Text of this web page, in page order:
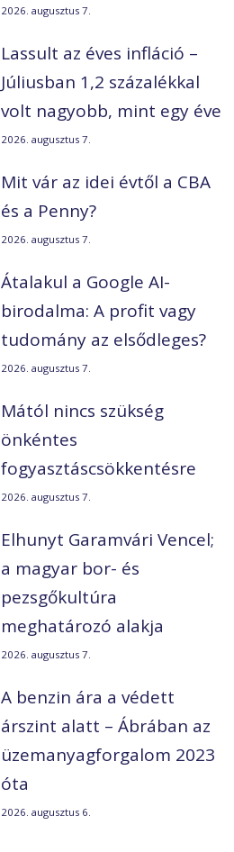
2026. augusztus 7.
Lassult az éves infláció –
Júliusban 1,2 százalékkal
volt nagyobb, mint egy éve
2026. augusztus 7.
Mit vár az idei évtől a CBA
és a Penny?
2026. augusztus 7.
Átalakul a Google AI-
birodalma: A profit vagy
tudomány az elsődleges?
2026. augusztus 7.
Mától nincs szükség
önkéntes
fogyasztáscsökkentésre
2026. augusztus 7.
Elhunyt Garamvári Vencel;
a magyar bor- és
pezsgőkultúra
meghatározó alakja
2026. augusztus 7.
A benzin ára a védett
árszint alatt – Ábrában az
üzemanyagforgalom 2023
óta
2026. augusztus 6.